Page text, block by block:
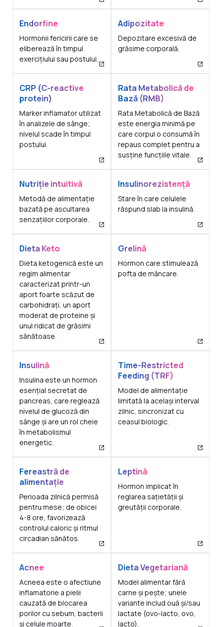
Endorfine
Hormonii fericirii care se
eliberează în timpul
exercițiului sau postului.
Adipozitate
Depozitare excesivă de
grăsime corporală.
CRP (C-reactive
protein)
Marker inflamator utilizat
în analizele de sânge;
nivelul scade în timpul
postului.
Rata Metabolică de
Bază (RMB)
Rata Metabolică de Bază
este energia minimă pe
care corpul o consumă în
repaus complet pentru a
susține funcțiile vitale.
Nutriție intuitivă
Metodă de alimentație
bazată pe ascultarea
senzațiilor corporale.
Insulinorezistență
Stare în care celulele
răspund slab la insulină.
Dieta Keto
Dieta ketogenică este un
regim alimentar
caracterizat printr-un
aport foarte scăzut de
carbohidrați, un aport
moderat de proteine și
unul ridicat de grăsimi
sănătoase.
Grelină
Hormon care stimulează
pofta de mâncare.
Insulină
Insulina este un hormon
esențial secretat de
pancreas, care reglează
nivelul de glucoză din
sânge și are un rol cheie
în metabolismul
energetic.
Time-Restricted
Feeding (TRF)
Model de alimentație
limitată la același interval
zilnic, sincronizat cu
ceasul biologic.
Fereastră de
alimentație
Perioada zilnică permisă
pentru mese; de obicei
4-8 ore, favorizează
controlul caloric și ritmul
circadian sănătos.
Leptină
Hormon implicat în
reglarea sațietății și
greutății corporale.
Acnee
Acneea este o afectiune
inflamatorie a pielii
cauzată de blocarea
porilor cu sebum, bacterii
și celule moarte.
Dieta Vegetariană
Model alimentar fără
carne și pește; unele
variante includ ouă și/sau
lactate (ovo-lacto, ovo,
lacto).